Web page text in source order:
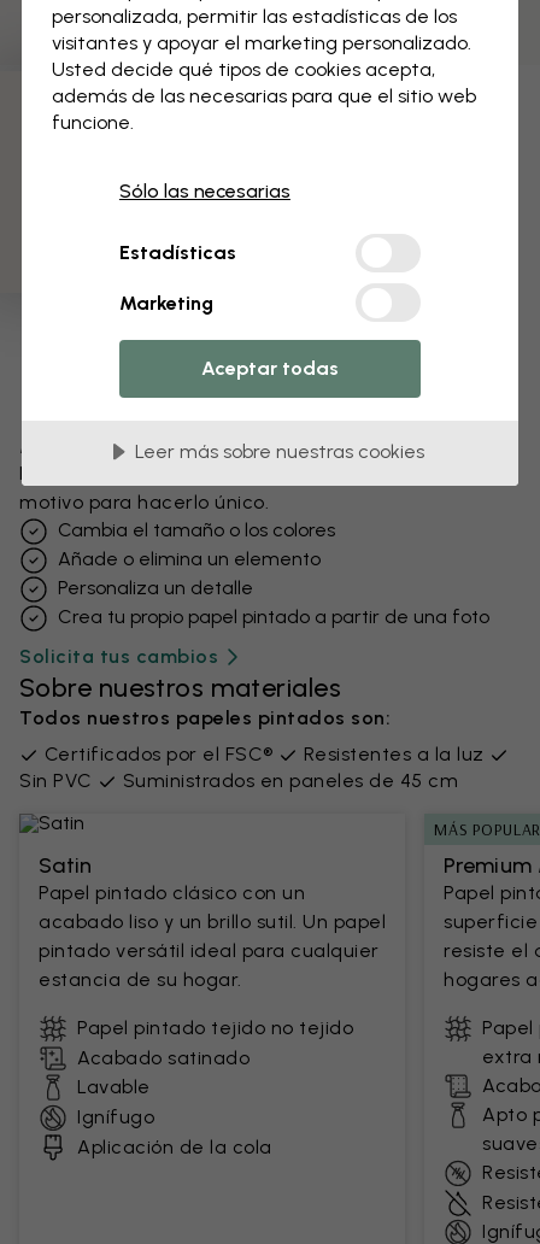
Modifica tu papel pintado
Nuestro equipo de diseño puede modificar cualquier
motivo para hacerlo único.
Cambia el tamaño o los colores
Añade o elimina un elemento
Personaliza un detalle
Crea tu propio papel pintado a partir de una foto
Solicita tus cambios
Sobre nuestros materiales
Todos nuestros papeles pintados son:
Certificados por el FSC®
Resistentes a la luz
Sin PVC
Suministrados en paneles de 45 cm
Satin
Papel pintado clásico con un
acabado liso y un brillo sutil. Un papel
pintado versátil ideal para cualquier
estancia de su hogar.
Papel pintado tejido no tejido
Acabado satinado
Lavable
Ignífugo
Aplicación de la cola
MÁS
Papel
resiste el
hogares
extra
Apto
personalizada, permitir las estadísticas de los
visitantes y apoyar el marketing personalizado.
Usted decide qué tipos de cookies acepta,
además de las necesarias para que el sitio web
funcione.
Sólo las necesarias
Estadísticas
Marketing
Aceptar todas
Leer más sobre nuestras cookies